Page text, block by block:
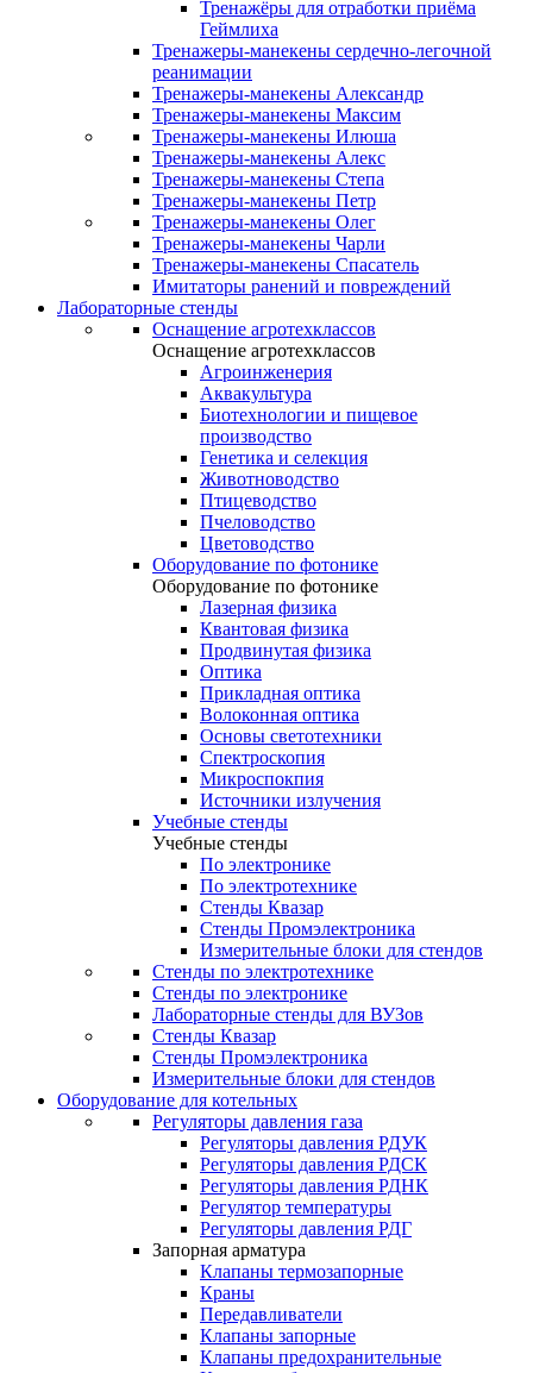
Тренажёры для отработки приёма
Геймлиха
Тренажеры-манекены сердечно-легочной
реанимации
Тренажеры-манекены Александр
Тренажеры-манекены Максим
Тренажеры-манекены Илюша
Тренажеры-манекены Алекс
Тренажеры-манекены Степа
Тренажеры-манекены Петр
Тренажеры-манекены Олег
Тренажеры-манекены Чарли
Тренажеры-манекены Спасатель
Имитаторы ранений и повреждений
Лабораторные стенды
Оснащение агротехклассов
Оснащение агротехклассов
Агроинженерия
Аквакультура
Биотехнологии и пищевое
производство
Генетика и селекция
Животноводство
Птицеводство
Пчеловодство
Цветоводство
Оборудование по фотонике
Оборудование по фотонике
Лазерная физика
Квантовая физика
Продвинутая физика
Оптика
Прикладная оптика
Волоконная оптика
Основы светотехники
Спектроскопия
Микроспокпия
Источники излучения
Учебные стенды
Учебные стенды
По электронике
По электротехнике
Стенды Квазар
Стенды Промэлектроника
Измерительные блоки для стендов
Стенды по электротехнике
Стенды по электронике
Лабораторные стенды для ВУЗов
Стенды Квазар
Стенды Промэлектроника
Измерительные блоки для стендов
Оборудование для котельных
Регуляторы давления газа
Регуляторы давления РДУК
Регуляторы давления РДСК
Регуляторы давления РДНК
Регулятор температуры
Регуляторы давления РДГ
Запорная арматура
Клапаны термозапорные
Краны
Передавливатели
Клапаны запорные
Клапаны предохранительные